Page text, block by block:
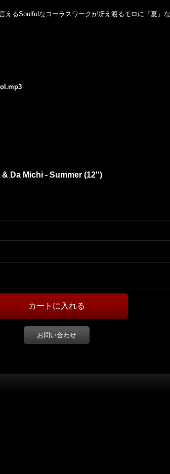
るSoulfulなコーラスワークが冴え渡るモロに『夏』
Da Michi - Summer (12'')
お問い合わせ